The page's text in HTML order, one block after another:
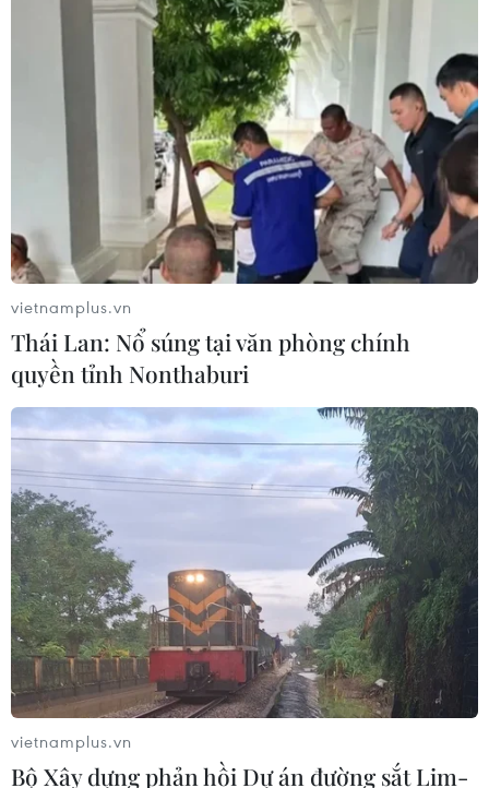
TIN CÙNG CHUYÊN MỤC
ASEAN Cup 2026: Malaysia sẵn sàng
tạo bất ngờ trước Việt Nam
10/08/2026 05:35
vietnamplus.vn
Thái Lan: Nổ súng tại văn phòng chính
quyền tỉnh Nonthaburi
vietnamplus.vn
Bộ Xây dựng phản hồi Dự án đường sắt Lim-